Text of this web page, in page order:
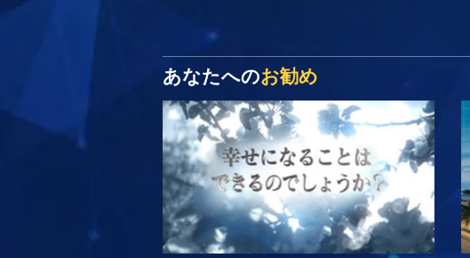
あなたへのお勧め